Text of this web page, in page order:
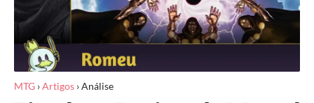
MTG ›Artigos ›Análise